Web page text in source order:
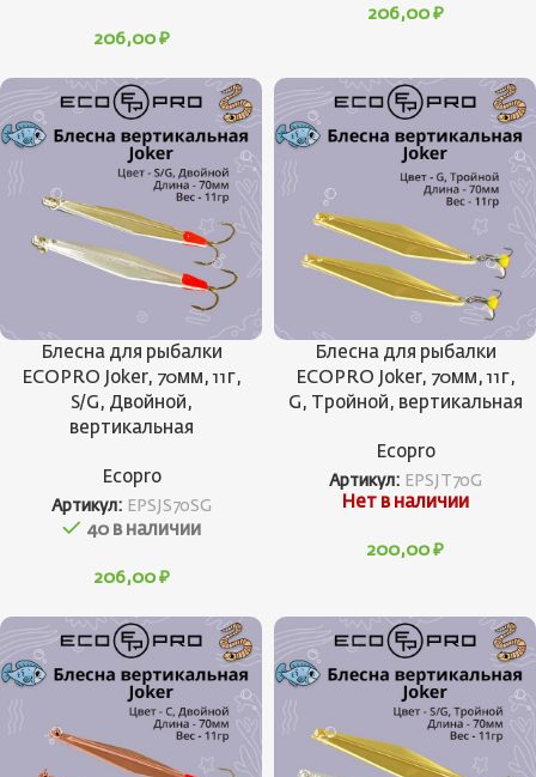
206,00 ₽
206,00 ₽
Блесна для рыбалки
ECOPRO Joker, 70мм, 11г,
S/G, Двойной,
вертикальная
Ecopro
Артикул: EPSJS70SG
40 в наличии
206,00 ₽
Блесна для рыбалки
ECOPRO Joker, 70мм, 11г,
G, Тройной, вертикальная
Ecopro
Артикул: EPSJT70G
Нет в наличии
200,00 ₽